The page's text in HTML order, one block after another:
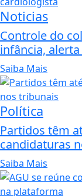
Noticias
Controle do
infância,
Saiba Mais
Política
Partidos têm
candidaturas
Saiba Mais